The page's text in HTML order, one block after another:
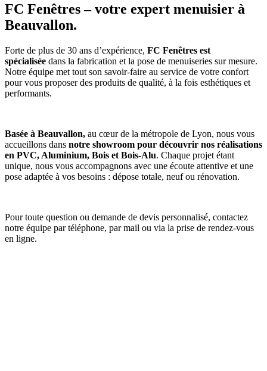
FC Fenêtres– votre expert menuisier à
Beauvallon.
Forte de plus de 30 ans d’expérience, FC Fenêtres est
spécialisée dans la fabrication et la pose de menuiseries sur mesure.
Notre équipe met tout son savoir-faire au service de votre confort
pour vous proposer des produits de qualité, à la fois esthétiques et
performants.
Basée à Beauvallon, au cœur de la métropole de Lyon, nous vous
accueillons dans notre showroom pour découvrir nos réalisations
en PVC, Aluminium, Bois et Bois-Alu. Chaque projet étant
unique, nous vous accompagnons avec une écoute attentive et une
pose adaptée à vos besoins : dépose totale, neuf ou rénovation.
Pour toute question ou demande de devis personnalisé, contactez
notre équipe par téléphone, par mail ou via la prise de rendez-vous
en ligne.